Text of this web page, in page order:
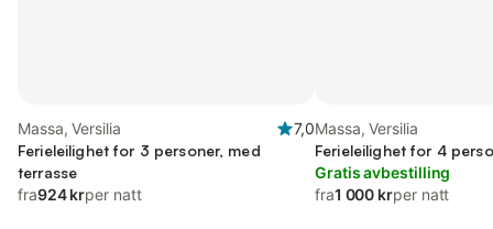
Massa, Versilia
7,0
Ferieleilighet for 3 personer, med
terrasse
fra924 krper natt
Massa, Versilia
Ferieleilighet for 4
Gratis avbestilling
fra1 000 krper natt